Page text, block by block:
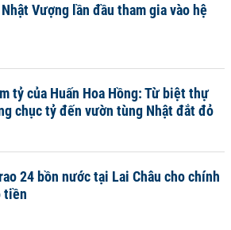
Vượng lần đầu tham gia vào hệ
tỷ của Huấn Hoa Hồng: Từ biệt thự
chục tỷ đến vườn tùng Nhật đắt đỏ
24 bồn nước tại Lai Châu cho chính
tiền